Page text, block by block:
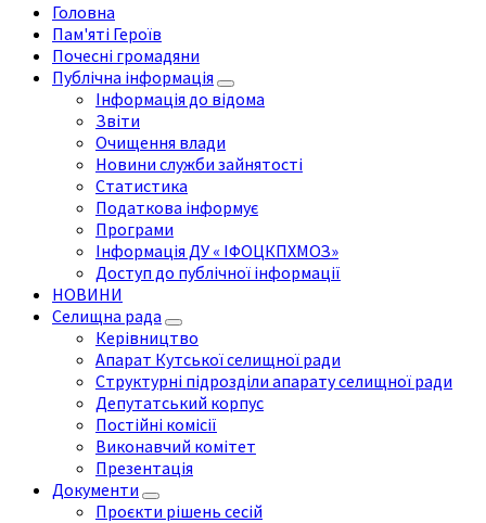
Головна
Пам'яті Героїв
Почесні громадяни
Публічна інформація
Інформація до відома
Звіти
Очищення влади
Новини служби зайнятості
Статистика
Податкова інформує
Програми
Інформація ДУ « ІФОЦКПХМОЗ»
Доступ до публічної інформації
НОВИНИ
Селищна рада
Керівництво
Апарат Кутської селищної ради
Структурні підрозділи апарату селищної ради
Депутатський корпус
Постійні комісії
Виконавчий комітет
Презентація
Документи
Проєкти рішень сесій